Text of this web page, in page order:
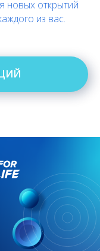
новых открытий
из вас.